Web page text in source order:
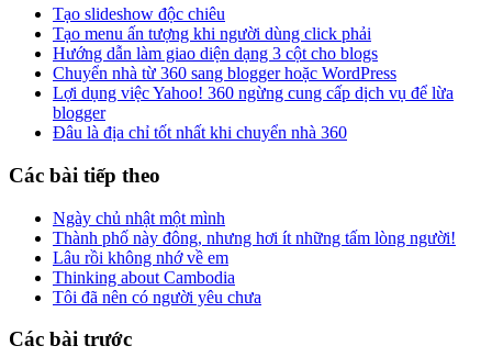
Tạo slideshow độc chiêu
Tạo menu ấn tượng khi người dùng click phải
Hướng dẫn làm giao diện dạng 3 cột cho blogs
Chuyển nhà từ 360 sang blogger hoặc WordPress
Lợi dụng việc Yahoo! 360 ngừng cung cấp dịch vụ để lừa
blogger
Đâu là địa chỉ tốt nhất khi chuyển nhà 360
Các bài tiếp theo
Ngày chủ nhật một mình
Thành phố này đông, nhưng hơi ít những tấm lòng người!
Lâu rồi không nhớ về em
Thinking about Cambodia
Tôi đã nên có người yêu chưa
Các bài trước